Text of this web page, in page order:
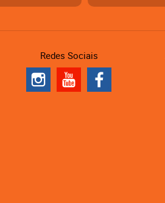
Redes Sociais